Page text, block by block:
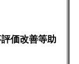
価改善等助